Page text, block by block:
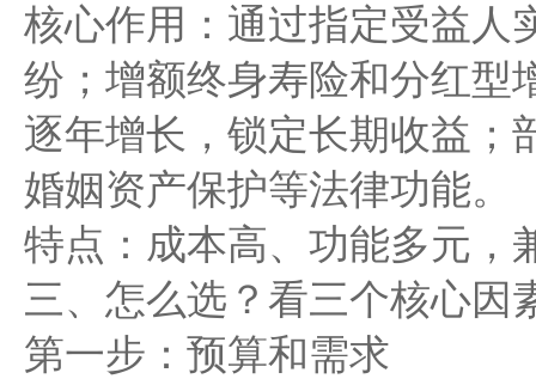
核心作用：通过指定受益人
纷；增额终身寿险和分红型
逐年增长，锁定长期收益；
婚姻资产保护等法律功能。
特点：成本高、功能多元，
三、怎么选？看三个核心因
第一步：预算和需求